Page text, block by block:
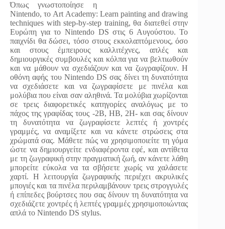
Όπως γνωστοποίησε η
Nintendo, το Art Academy: Learn painting and drawing
techniques with step-by-step training, θα διατεθεί στην
Ευρώπη για το Nintendo DS στις 6 Αυγούστου. Το
παιχνίδι θα δώσει, τόσο στους εκκολαπτόμενους, όσο
και στους έμπειρους καλλιτέχνες, απλές και
δημιουργικές συμβουλές και κόλπα για να βελτιωθούν
και να μάθουν να σχεδιάζουν και να ζωγραφίζουν. Η
οθόνη αφής του Nintendo DS σας δίνει τη δυνατότητα
να σχεδιάσετε και να ζωγραφίσετε με πινέλα και
μολύβια που είναι σαν αληθινά. Τα μολύβια χωρίζονται
σε τρεις διαφορετικές κατηγορίες αναλόγως με το
πάχος της γραφίδας τους -2B, HB, 2H- και σας δίνουν
τη δυνατότητα να ζωγραφίσετε λεπτές ή χοντρές
γραμμές, να αναμίξετε και να κάνετε στρώσεις στα
χρώματά σας. Μάθετε πώς να χρησιμοποιείτε τη γόμα
ώστε να δημιουργείτε ενδιαφέροντα εφέ, και αντίθετα
με τη ζωγραφική στην πραγματική ζωή, αν κάνετε λάθη
μπορείτε εύκολα να τα σβήσετε χωρίς να χαλάσετε
χαρτί. Η λειτουργία ζωγραφικής περιέχει ακρυλικές
μπογιές και τα πινέλα περιλαμβάνουν τρεις στρογγυλές
ή επίπεδες βούρτσες που σας δίνουν τη δυνατότητα να
σχεδιάζετε χοντρές ή λεπτές γραμμές χρησιμοποιώντας
απλά το Nintendo DS stylus.